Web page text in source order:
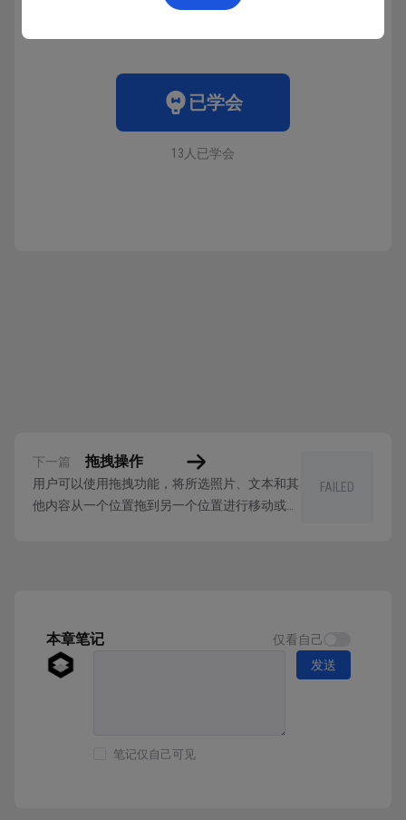
已学会
13人已学会
下一篇 拖拽操作
用户可以使用拖拽功能，将所选照片、文本和其
他内容从一个位置拖到另一个位置进行移动或复
目...
FAILED
本章笔记 仅看自己
笔记仅自己可见
发送